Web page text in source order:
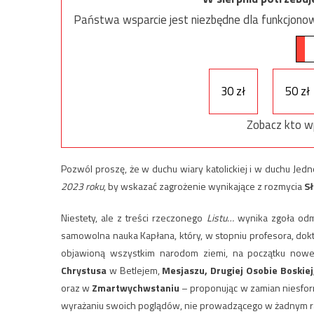
Państwa wsparcie jest niezbędne dla
30 zł
50 zł
Zobacz kto
Pozwól proszę, że w duchu wiary katolickiej i w duchu
2023 roku, by wskazać zagrożenie wynikające z rozmycia
Niestety, ale z treści rzeczonego Listu…wynika zgoła
samowolna nauka Kapłana, który, w stopniu profesora,
objawioną wszystkim narodom ziemi, na początku
Chrystusaw Betlejem,Mesjaszu, Drugiej Osobie
oraz w Zmartwychwstaniu – proponując w zamian
wyrażaniu swoich poglądów, nie prowadzącego w żadnym